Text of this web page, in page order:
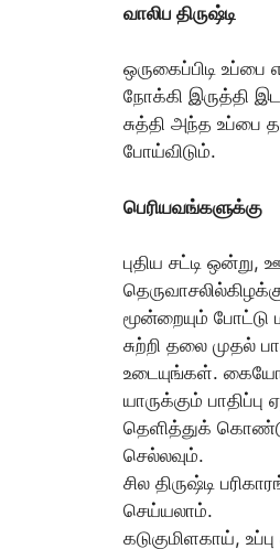
வாலிப திருஷ்டி
ஒருகைப்பிடி
நோக்கி இருத்தி
சுத்தி அந்த உப்பை
போய்விடும்.
பெரியவங்களுக்கு
புதிய சட்டி
மூன்றையும் போட்டு
சுற்றி தலை முதல்
உடையுங்கள்.
யாருக்கும்
தெளித்துக்
செல்லவும்.
சில திருஷ்டி
செய்யலாம்.
கடுகுமிளகாய்,